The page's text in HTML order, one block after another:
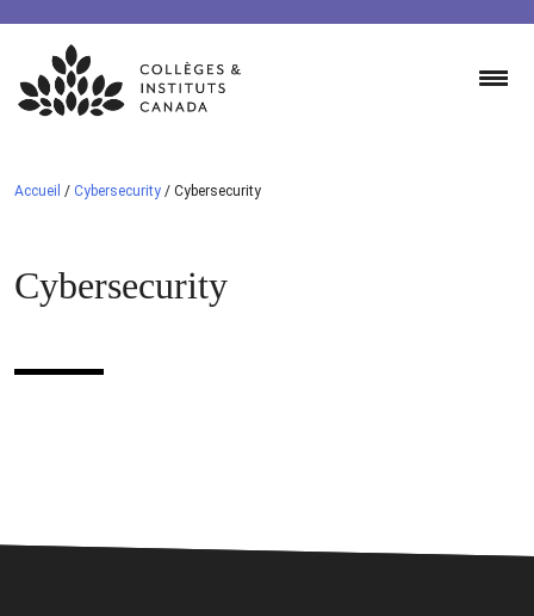
Skip
content
Accueil / Cybersecurity / Cybersecurity
Cybersecurity